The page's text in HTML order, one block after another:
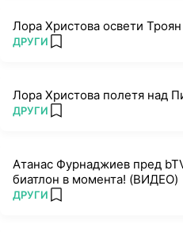
Лора Христова освети
ПОВЕЧЕ ОТ
ДРУГИ add favorites
Лора Христова полетя над
ПОВЕЧЕ ОТ
ДРУГИ add favorites
Атанас Фурнаджиев пред
биатлон в момента! (ВИДЕО)
ПОВЕЧЕ ОТ
ДРУГИ add favorites